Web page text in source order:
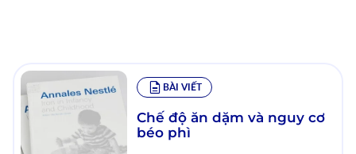
BÀI VIẾT
Chế độ ăn dặm và nguy cơ
béo phì